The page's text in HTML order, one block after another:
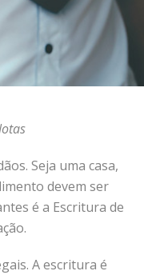
Seja uma casa,
devem ser
é a Escritura de
A escritura é